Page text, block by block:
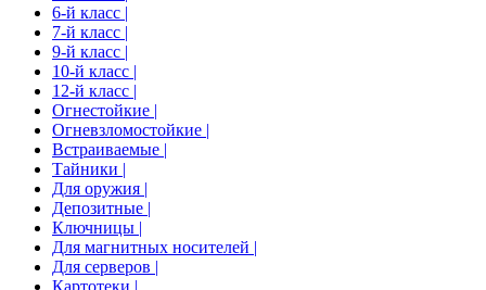
6-й класс |
7-й класс |
9-й класс |
10-й класс |
12-й класс |
Огнестойкие |
Огневзломостойкие |
Встраиваемые |
Тайники |
Для оружия |
Депозитные |
Ключницы |
Для магнитных носителей |
Для серверов |